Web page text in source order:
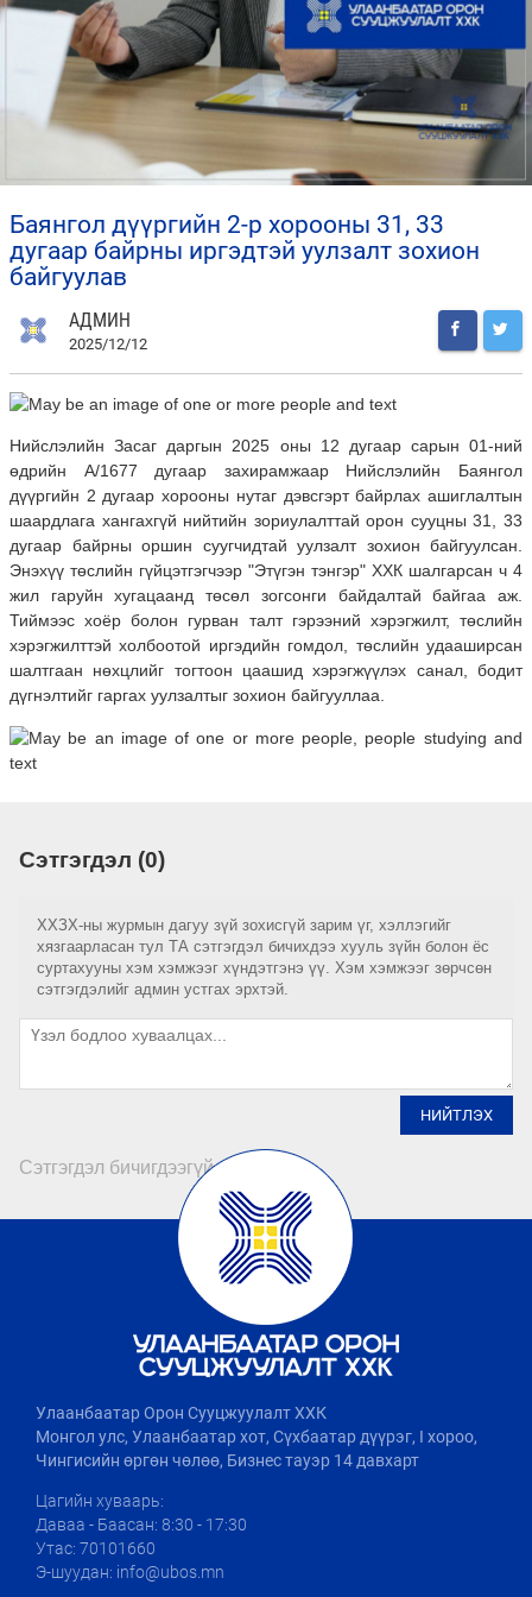
баянгол дүүргийн 2-р хорооны 31, 33
дугаар байрны иргэдтэй уулзалт зохион
байгуулав
АДМИН
2025/12/12
Нийслэлийн Засаг даргын 2025 оны 12 дугаар сарын 01-ний
өдрийн A/1677 дугаар захирамжаар Нийслэлийн Баянгол
дүүргийн 2 дугаар хорооны нутаг дэвсгэрт байрлах ашиглалтын
шаардлага хангахгүй нийтийн зориулалттай орон сууцны 31, 33
дугаар байрны оршин суугчидтай уулзалт зохион байгуулсан.
Энэхүү төслийн гүйцэтгэгчээр "Этүгэн тэнгэр" ХХК шалгарсан ч 4
жил гаруйн хугацаанд төсөл зогсонги байдалтай байгаа аж.
Тиймээс хоёр болон гурван талт гэрээний хэрэгжилт, төслийн
хэрэгжилттэй холбоотой иргэдийн гомдол, төслийн удааширсан
шалтгаан нөхцлийг тогтоон цаашид хэрэгжүүлэх санал, бодит
дүгнэлтийг гаргах уулзалтыг зохион байгууллаа.
Сэтгэгдэл (0)
ХХЗХ-ны журмын дагуу зүй зохисгүй зарим үг, хэллэгийг
хязгаарласан тул ТА сэтгэгдэл бичихдээ хууль зүйн болон ёс
суртахууны хэм хэмжээг хүндэтгэнэ үү. Хэм хэмжээг зөрчсөн
сэтгэгдэлийг админ устгах эрхтэй.
НИЙТЛЭХ
Сэтгэгдэл бичигдээгүй байна
Улаанбаатар Орон Сууцжуулалт ХХК
Монгол улс, Улаанбаатар хот, Сүхбаатар дүүрэг, I хороо,
Чингисийн өргөн чөлөө, Бизнес тауэр 14 давхарт
Цагийн хуваарь:
Даваа - Баасан: 8:30 - 17:30
Утас: 70101660
Э-шуудан: info@ubos.mn